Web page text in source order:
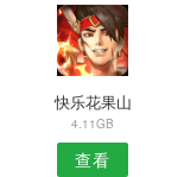
快乐花果山
4.11GB
查看